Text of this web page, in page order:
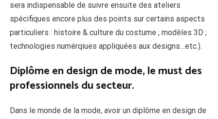
sera indispensable de suivre ensuite des ateliers
spécifiques encore plus des points sur certains aspects
particuliers : histoire & culture du costume ; modèles 3D ;
technologies numérqiues appliquées aux designs…etc.).
Diplôme en design de mode, le must des
professionnels du secteur.
Dans le monde de la mode, avoir un diplôme en design de